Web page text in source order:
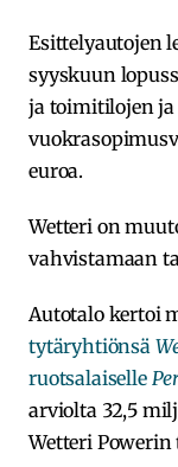
Esittelyautojen
syyskuun
ja toimitilojen
euroa.
Wetteri on
vahvistamaan
Autotalo kertoi
tytäryhtiönsä
ruotsalaiselle
arviolta 32,5
Wetteri Powerin